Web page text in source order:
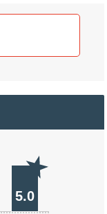
5.0